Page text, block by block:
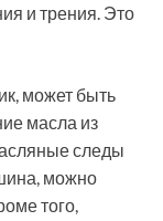
и трения. Это
может быть
масла из
следы
можно
того,